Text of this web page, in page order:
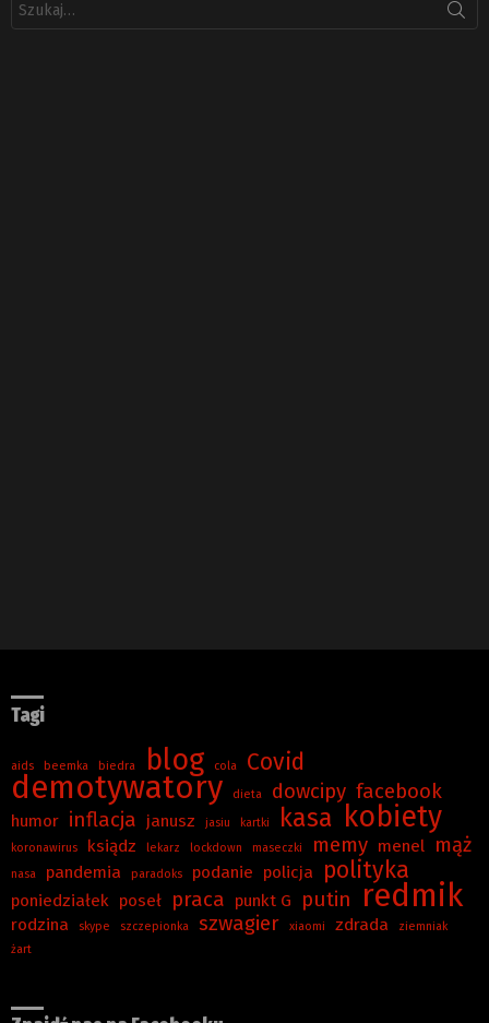
Tagi
aids beemka biedra blog cola Covid
demotywatory dieta dowcipy facebook
humor inflacja janusz jasiu kartki kasa kobiety
koronawirus ksiądz lekarz lockdown maseczki memy menel mąż
nasa pandemia paradoks podanie policja polityka
poniedziałek poseł praca punkt G putin redmik
rodzina skype szczepionka szwagier xiaomi zdrada
ziemniak
żart